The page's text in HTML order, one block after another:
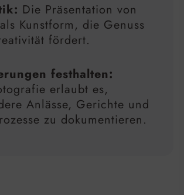
Die Präsentation von
Kunstform, die Genuss
fördert.
festhalten:
erlaubt es,
Anlässe, Gerichte und
zu dokumentieren.